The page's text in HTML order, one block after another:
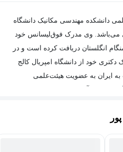
دانشکده مهندسی مکانیک دانشگاه
می‌باشد. وی مدرک فوق‌لیسانس خود
بیرمنگام انگلستان دریافت کرده است و در
دکتری خود از دانشگاه امپریال کالج
ایران به عضویت هیئت‌علمی